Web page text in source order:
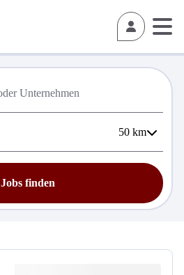
50 km
Jobs finden